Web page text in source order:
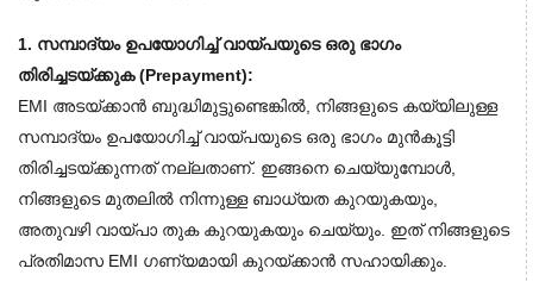
1. സമ്പാദ്യം ഉപയോഗിച്ച് വായ്പയുടെ ഒരു ഭാഗം
തിരിച്ചടയ്ക്കുക (Prepayment):
EMI അടയ്ക്കാൻ ബുദ്ധിമുട്ടുണ്ടെങ്കിൽ, നിങ്ങളുടെ കയ്യിലുള്ള
സമ്പാദ്യം ഉപയോഗിച്ച് വായ്പയുടെ ഒരു ഭാഗം മുൻകൂട്ടി
തിരിച്ചടയ്ക്കുന്നത് നല്ലതാണ്. ഇങ്ങനെ ചെയ്യുമ്പോൾ,
നിങ്ങളുടെ മുതലിൽ നിന്നുള്ള ബാധ്യത കുറയുകയും,
അതുവഴി വായ്പാ തുക കുറയുകയും ചെയ്യും. ഇത് നിങ്ങളുടെ
പ്രതിമാസ EMI ഗണ്യമായി കുറയ്ക്കാൻ സഹായിക്കും.